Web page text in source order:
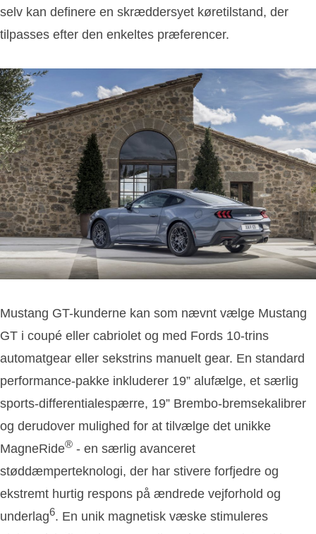
selv kan definere en skræddersyet køretilstand, der
tilpasses efter den enkeltes præferencer.
Mustang GT-kunderne kan som nævnt vælge Mustang
GT i coupé eller cabriolet og med Fords 10-trins
automatgear eller sekstrins manuelt gear. En standard
performance-pakke inkluderer 19” alufælge, et særlig
sports-differentialespærre, 19” Brembo-bremsekalibrer
og derudover mulighed for at tilvælge det unikke
MagneRide® - en særlig avanceret
støddæmperteknologi, der har stivere forfjedre og
ekstremt hurtig respons på ændrede vejforhold og
underlag6. En unik magnetisk væske stimuleres